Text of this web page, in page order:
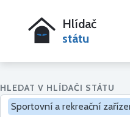
Hlídač
státu
HLEDAT V HLÍDAČI STÁTU
Sportovní a rekreační